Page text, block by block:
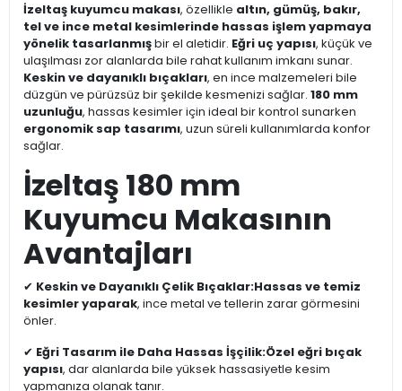
İzeltaş kuyumcu makası, özellikle altın, gümüş, bakır,
tel ve ince metal kesimlerinde hassas işlem yapmaya
yönelik tasarlanmışbir el aletidir. Eğri uç yapısı, küçük ve
ulaşılması zor alanlarda bile rahat kullanım imkanı sunar.
Keskin ve dayanıklı bıçakları, en ince malzemeleri bile
düzgün ve pürüzsüz bir şekilde kesmenizi sağlar. 180 mm
uzunluğu, hassas kesimler için ideal bir kontrol sunarken
ergonomik sap tasarımı, uzun süreli kullanımlarda konfor
sağlar.
İzeltaş 180 mm
Kuyumcu Makasının
Avantajları
✔ Keskin ve Dayanıklı Çelik Bıçaklar:Hassas ve temiz
kesimler yaparak, ince metal ve tellerin zarar görmesini
önler.
✔ Eğri Tasarım ile Daha Hassas İşçilik:Özel eğri bıçak
yapısı, dar alanlarda bile yüksek hassasiyetle kesim
yapmanıza olanak tanır.